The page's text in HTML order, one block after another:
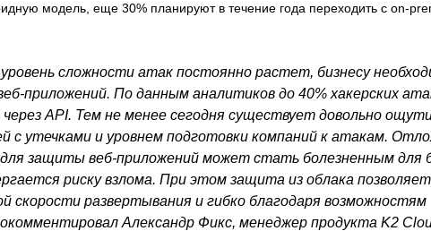
модель, еще 30% планируют в течение года переходить с on-
сложности атак постоянно растет, бизнесу
приложений. По данным аналитиков до 40% хакерских
API. Тем не менее сегодня существует довольно
с утечками и уровнем подготовки компаний к атакам.
защиты веб-приложений может стать болезненным для
риску взлома. При этом защита из облака
скорости развертывания и гибко благодаря возможностям
Александр Фикс, менеджер продукта K2